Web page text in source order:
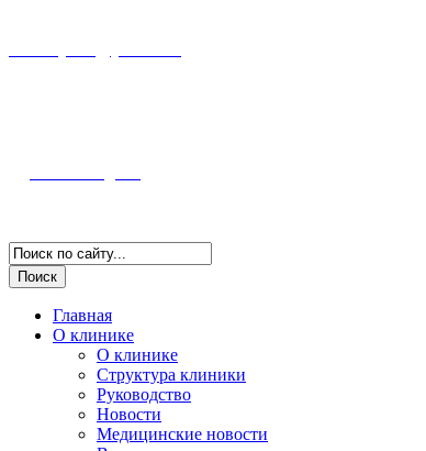
Главная
О клинике
О клинике
Структура клиники
Руководство
Новости
Медицинские новости